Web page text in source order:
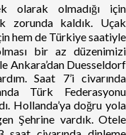
olarak olmadığı için
zorunda kaldık. Uçak
hem de Türkiye saatiyle
bir az düzenimizi
Ankara’dan Duesseldorf
Saat 7’i civarında
Türk Federasyonu
Hollanda’ya doğru yola
Şehrine vardık. Otele